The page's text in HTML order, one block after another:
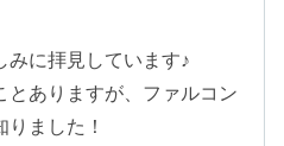
みに拝見しています♪
とありますが、ファルコン
ました！